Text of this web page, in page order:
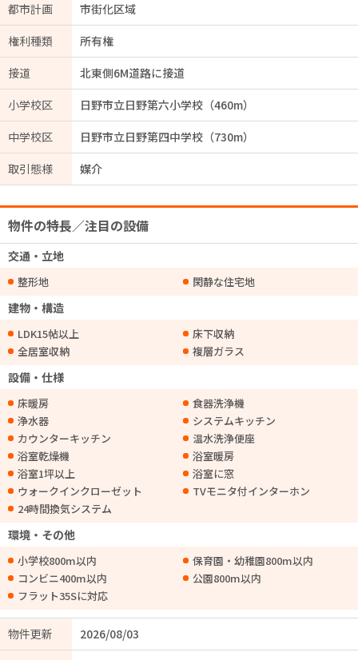
都市計画
市街化区域
権利種類
所有権
接道
北東側6M道路に接道
小学校区
日野市立日野第六小学校（460m）
中学校区
日野市立日野第四中学校（730m）
取引態様
媒介
物件の特長／注目の設備
交通・立地
整形地 閑静な住宅地
建物・構造
LDK15帖以上
床下収納
全居室収納
複層ガラス
設備・仕様
床暖房
食器洗浄機
浄水器
システムキッチン
カウンターキッチン
温水洗浄便座
浴室乾燥機
浴室暖房
浴室1坪以上
浴室に窓
ウォークインクローゼット
TVモニタ付インターホン
24時間換気システム
環境・その他
小学校800m以内
保育園・幼稚園800m以内
コンビニ400m以内
公園800m以内
フラット35Sに対応
物件更新
2026/08/03